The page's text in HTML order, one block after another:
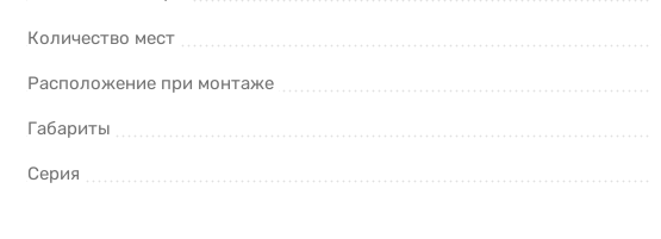
Количество мест
Расположение при монтаже
Габариты
Серия